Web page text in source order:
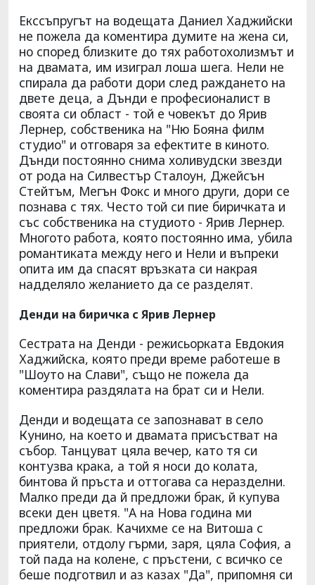
Екссъпругът на водещата Даниел Хаджийски
не пожела да коментира думите на жена си,
но според близките до тях работохолизмът и
на двамата, им изиграл лоша шега. Нели не
спирала да работи дори след раждането на
двете деца, а Дънди е професионалист в
своята си област - той е човекът до Ярив
Лернер, собственика на "Ню Бояна филм
студио" и отговаря за ефектите в киното.
Дънди постоянно снима холивудски звезди
от рода на Силвестър Сталоун, Джейсън
Стейтъм, Мегън Фокс и много други, дори се
познава с тях. Често той си пие биричката и
със собственика на студиото - Ярив Лернер.
Многото работа, която постоянно има, убила
романтиката между него и Нели и въпреки
опита им да спасят връзката си накрая
надделяло желанието да се разделят.
Денди на биричка с Ярив Лернер
Сестрата на Денди - режисьорката Евдокия
Хаджийска, която преди време работеше в
"Шоуто на Слави", също не пожела да
коментира раздялата на брат си и Нели.
Денди и водещата се запознават в село
Кунино, на което и двамата присъстват на
събор. Танцуват цяла вечер, като тя си
контузва крака, а той я носи до колата,
бинтова й пръста и оттогава са неразделни.
Малко преди да й предложи брак, й купува
всеки ден цветя. "А на Нова година ми
предложи брак. Качихме се на Витоша с
приятели, отдолу гърми, заря, цяла София, а
той пада на колене, с пръстени, с всичко се
беше подготвил и аз казах "Да", припомня си